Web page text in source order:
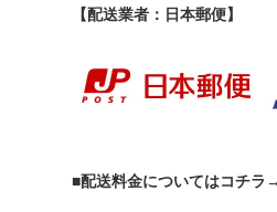
【配送業者：日本郵便】
■配送料金についてはコチラ